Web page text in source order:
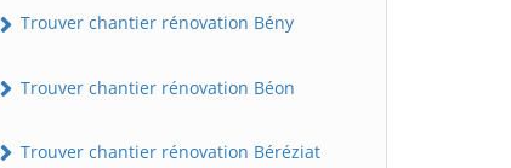
Trouver chantier rénovation Bény
Trouver chantier rénovation Béon
Trouver chantier rénovation Béréziat